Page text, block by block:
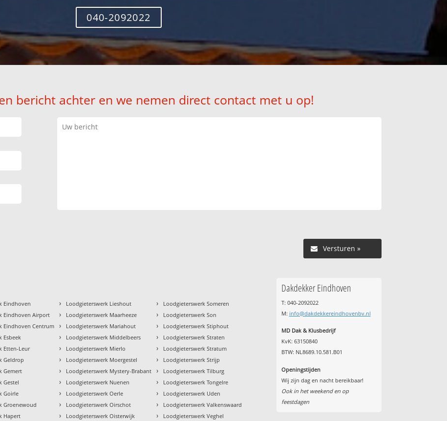
040-2092022
bericht achter en we nemen direct contact met u op!
Versturen »
Eindhoven
Eindhoven Airport
Eindhoven Centrum
Esbeek
Etten-Leur
Geldrop
Gemert
Gestel
Goirle
Groenewoud
Hapert
› Loodgieterswerk Lieshout
› Loodgieterswerk Maarheeze
› Loodgieterswerk Mariahout
› Loodgieterswerk Middelbeers
› Loodgieterswerk Mierlo
› Loodgieterswerk Moergestel
› Loodgieterswerk Mystery-Brabant
› Loodgieterswerk Nuenen
› Loodgieterswerk Oerle
› Loodgieterswerk Oirschot
› Loodgieterswerk Oisterwijk
› Loodgieterswerk Someren
› Loodgieterswerk Son
› Loodgieterswerk Stiphout
› Loodgieterswerk Straten
› Loodgieterswerk Stratum
› Loodgieterswerk Strijp
› Loodgieterswerk Tilburg
› Loodgieterswerk Tongelre
› Loodgieterswerk Uden
› Loodgieterswerk Valkenswaard
› Loodgieterswerk Veghel
Dakdekker Eindhoven
T: 040-2092022
M: info@dakdekkereindhovenbv.nl
MD Dak & Klusbedrijf
KvK: 63150840
BTW: NL8689.10.581.B01
Openingstijden
Wij zijn dag en nacht bereikbaar!
Ook in het weekend en op
feestdagen